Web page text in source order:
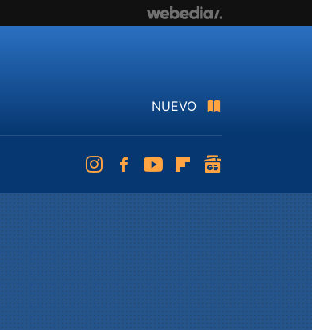
NUEVO
InstagramFacebookYoutubeFlipboard